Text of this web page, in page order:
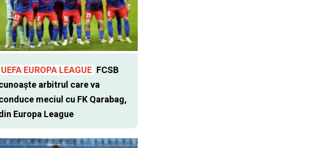
UEFA EUROPA LEAGUE FCSB
arbitrul care va
meciul cu FK Qarabag,
Europa League